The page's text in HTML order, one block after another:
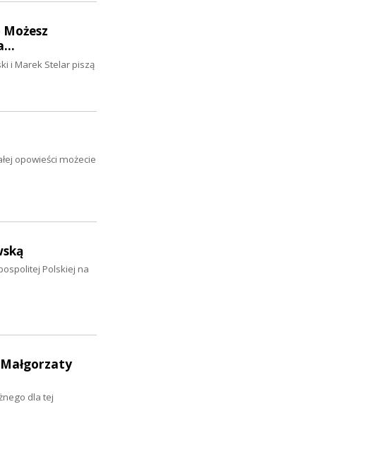
i Marek Stelar piszą
opowieści możecie
Polskiej na
dla tej